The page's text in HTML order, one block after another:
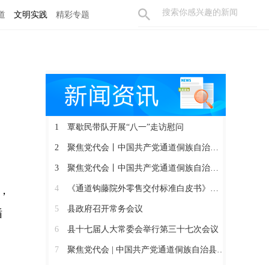
文明实践 精彩专题
1 覃歇民带队开展“八一”走访慰问
2 聚焦党代会丨中国共产党通道侗族自治县第十四届委员会召开第一次全体会议
3 聚焦党代会丨中国共产党通道侗族自治县第十四次代表大会胜利闭幕
4 《通道钩藤院外零售交付标准白皮书》正式发布
5 县政府召开常务会议
6 县十七届人大常委会举行第三十七次会议
7 聚焦党代会 | 中国共产党通道侗族自治县第十四次代表大会开幕